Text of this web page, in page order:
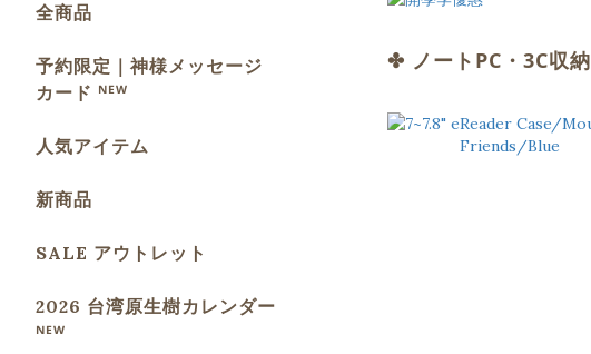
全商品
予約限定｜神様メッセージ
カード ᴺᴱᵂ
人気アイテム
新商品
SALE アウトレット
2026 台湾原生樹カレンダー
ᴺᴱᵂ
✤ ノートPC・3C収納